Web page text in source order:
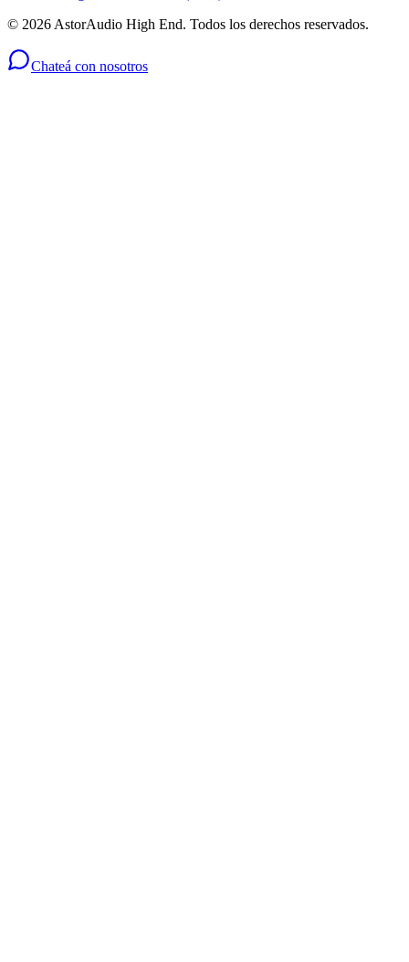
© 2026 AstorAudio High End. Todos los derechos reservados.
Chateá con nosotros